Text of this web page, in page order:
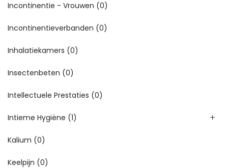
Incontinentie - Vrouwen (0)
Incontinentieverbanden (0)
Inhalatiekamers (0)
Insectenbeten (0)
Intellectuele Prestaties (0)
Intieme Hygiëne (1)
Kalium (0)
Keelpijn (0)